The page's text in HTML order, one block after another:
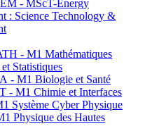
- MScT-Energy
: Science Technology &
- M1 Mathématiques
Statistiques
- M1 Biologie et Santé
- M1 Chimie et Interfaces
Système Cyber Physique
Physique des Hautes